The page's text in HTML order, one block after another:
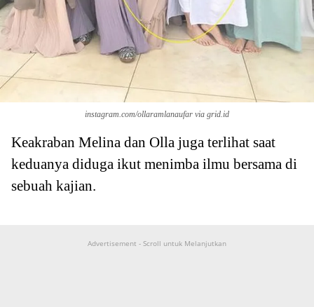
instagram.com/ollaramlanaufar via grid.id
Keakraban Melina dan Olla juga terlihat saat
keduanya diduga ikut menimba ilmu bersama di
sebuah kajian.
Advertisement - Scroll untuk Melanjutkan